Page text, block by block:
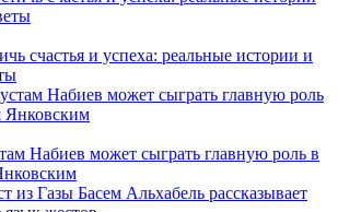
счастья и успеха: реальные истории и
Набиев может сыграть главную роль в